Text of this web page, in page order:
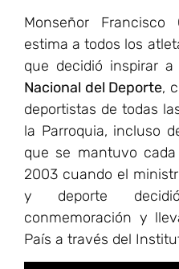
Monseñor
estima a todos los
que decidió inspirar
Nacional del Deporte,
deportistas de todas
la Parroquia, incluso
que se mantuvo
2003 cuando el
y deporte
conmemoración y
País a través del